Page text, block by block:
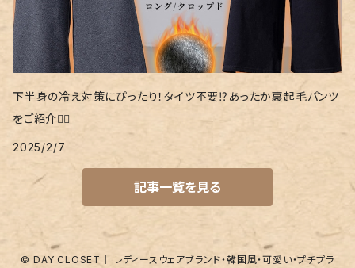
下半身の冷え対策にぴったり！タイツ不要⁉あったか裏起毛パンツ
をご紹介❤️‍🔥
2025/2/7
記事一覧を見る
© DAY CLOSET｜ レディースウェアブランド・韓国風・可愛い・プチプラ